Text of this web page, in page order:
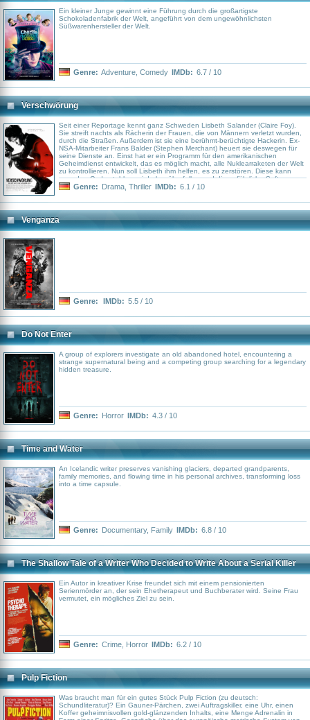
Ein kleiner Junge gewinnt eine Führung durch die großartigste
Schokoladenfabrik der Welt, angeführt von dem ungewöhnlichsten
Süßwarenhersteller der Welt.
Genre: Adventure Comedy IMDb: 6.7 / 10
Verschwörung
Seit einer Reportage kennt ganz Schweden Lisbeth Salander (Claire Foy).
Sie streift nachts als Rächerin der Frauen, die von Männern verletzt wurden,
durch die Straßen. Außerdem ist sie eine berühmt-berüchtigte Hackerin. Ex-
NSA-Mitarbeiter Frans Balder (Stephen Merchant) heuert sie deswegen für
seine Dienste an. Einst hat er ein Programm für den amerikanischen
Geheimdienst entwickelt, das es möglich macht, alle Nuklearraketen der Welt
zu kontrollieren. Nun soll Lisbeth ihm helfen, es zu zerstören. Diese kann
zwar den Code stehlen, wird aber überfallen und die gefährliche Software
gestohlen, während auch NSA-Sicherheitschef Edwin Needham (Lakeith
zurückzuholen. Zudem halten der schwedische Geheimdienst und die Polizei
Lisbeth für eine Mörderin und jagen sie…
Genre: Drama Thriller IMDb: 6.1 / 10
Venganza
Genre: IMDb: 5.5 / 10
Do Not Enter
A group of explorers investigate an old abandoned hotel, encountering a
strange supernatural being and a competing group searching for a legendary
hidden treasure.
Genre: Horror IMDb: 4.3 / 10
Time and Water
An Icelandic writer preserves vanishing glaciers, departed grandparents,
family memories, and flowing time in his personal archives, transforming loss
into a time capsule.
Genre: Documentary, Family IMDb: 6.8 / 10
The Shallow Tale of a Writer Who Decided to Write About a Serial Killer
Ein Autor in kreativer Krise freundet sich mit einem pensionierten
Serienmörder an, der sein Ehetherapeut und Buchberater wird. Seine Frau
vermutet, ein mögliches Ziel zu sein.
Genre: Crime Horror IMDb: 6.2 / 10
Pulp Fiction
Was braucht man für ein gutes Stück Pulp Fiction (zu deutsch:
Schundliteratur)? Ein Gauner-Pärchen, zwei Auftragskiller, eine Uhr, einen
Koffer geheimnisvollen gold-glänzenden Inhalts, eine Menge Adrenalin in